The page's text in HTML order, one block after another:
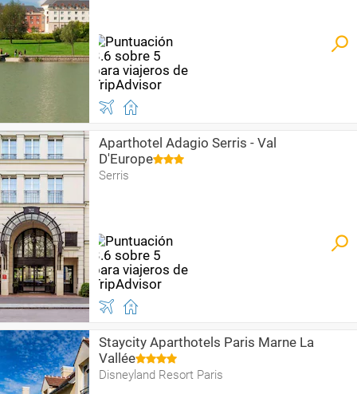
Aparthotel Adagio Serris - Val
D'Europe
Serris
Staycity Aparthotels Paris Marne La
Vallée
Disneyland Resort Paris